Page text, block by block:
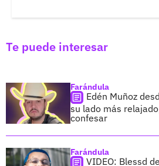
Te puede interesar
Farándula
Edén Muñoz
su lado más
confesar
Farándula
VIDEO: Blessd